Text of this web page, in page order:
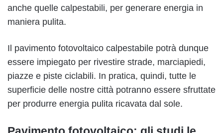
anche quelle calpestabili, per generare energia in
maniera pulita.
Il pavimento fotovoltaico calpestabile potrà dunque
essere impiegato per rivestire strade, marciapiedi,
piazze e piste ciclabili. In pratica, quindi, tutte le
superficie delle nostre città potranno essere sfruttate
per produrre energia pulita ricavata dal sole.